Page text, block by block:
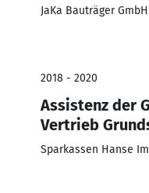
JaKa Bauträger
2018 - 2020
Assistenz der
Vertrieb
Sparkassen Hanse